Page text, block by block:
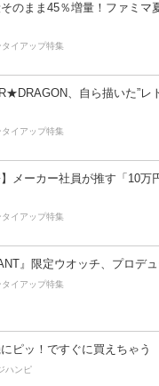
のまま45％増量！ファミマ
タイアップ特集
、自ら描いた”レ
タイアップ特集
】メーカー社員が推す「10万
タイアップ特集
』限定ウオッチ、プロデ
タイアップ特集
ピッ！ですぐに買えちゃう
ハンピ